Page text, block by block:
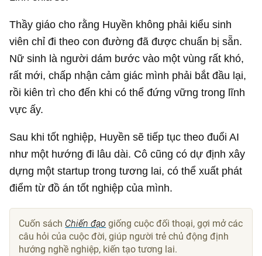
Thầy giáo cho rằng Huyền không phải kiểu sinh
viên chỉ đi theo con đường đã được chuẩn bị sẵn.
Nữ sinh là người dám bước vào một vùng rất khó,
rất mới, chấp nhận cảm giác mình phải bắt đầu lại,
rồi kiên trì cho đến khi có thể đứng vững trong lĩnh
vực ấy.
Sau khi tốt nghiệp, Huyền sẽ tiếp tục theo đuổi AI
như một hướng đi lâu dài. Cô cũng có dự định xây
dựng một startup trong tương lai, có thể xuất phát
điểm từ đồ án tốt nghiệp của mình.
Cuốn sách Chiến đạo giống cuộc đối thoại, gợi mở các
câu hỏi của cuộc đời, giúp người trẻ chủ động định
hướng nghề nghiệp, kiến tạo tương lai.